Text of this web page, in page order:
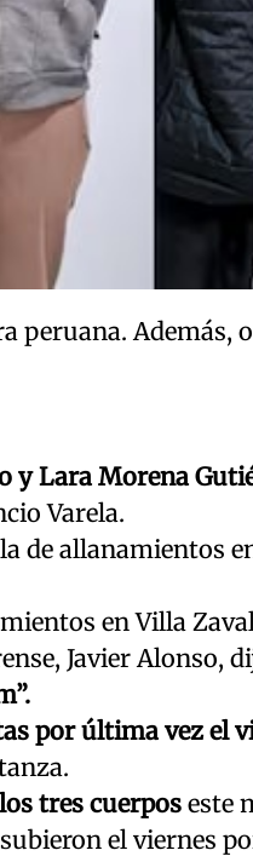
peruana. Además,
y Lara Morena
Varela.
de allanamientos
en Villa
Javier Alonso,
por última vez el
tres cuerposeste
el viernes